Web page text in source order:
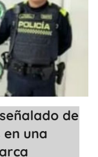
de
una